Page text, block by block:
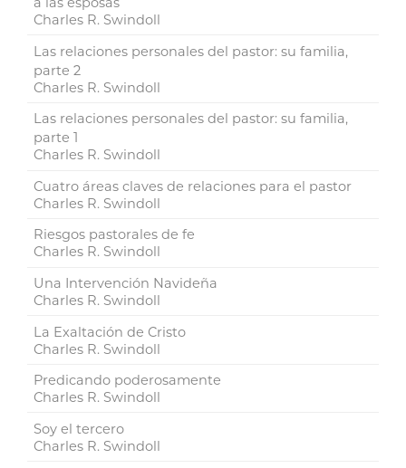
Charles R. Swindoll
Las relaciones personales del pastor: su familia,
parte 2
Charles R. Swindoll
Las relaciones personales del pastor: su familia,
parte 1
Charles R. Swindoll
Cuatro áreas claves de relaciones para el pastor
Charles R. Swindoll
Riesgos pastorales de fe
Charles R. Swindoll
Una Intervención Navideña
Charles R. Swindoll
La Exaltación de Cristo
Charles R. Swindoll
Predicando poderosamente
Charles R. Swindoll
Soy el tercero
Charles R. Swindoll